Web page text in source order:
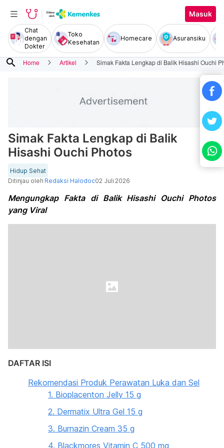
Masuk
Chat
dengan
Dokter
Toko
Kesehatan
Homecare Asuransiku
search Home Artikel Simak Fakta Lengkap di Balik Hisashi Ouchi
Simak Fakta Lengkap di Balik
Hisashi Ouchi Photos
Hidup Sehat
Ditinjau oleh Redaksi Halodoc02 Juli 2026
Mengungkap Fakta di Balik Hisashi Ouchi Photos
yang Viral
DAFTAR ISI
Rekomendasi Produk Perawatan Luka dan Sel
1. Bioplacenton Jelly 15 g
2. Dermatix Ultra Gel 15 g
3. Burnazin Cream 35 g
4. Blackmores Vitamin C 500 mg